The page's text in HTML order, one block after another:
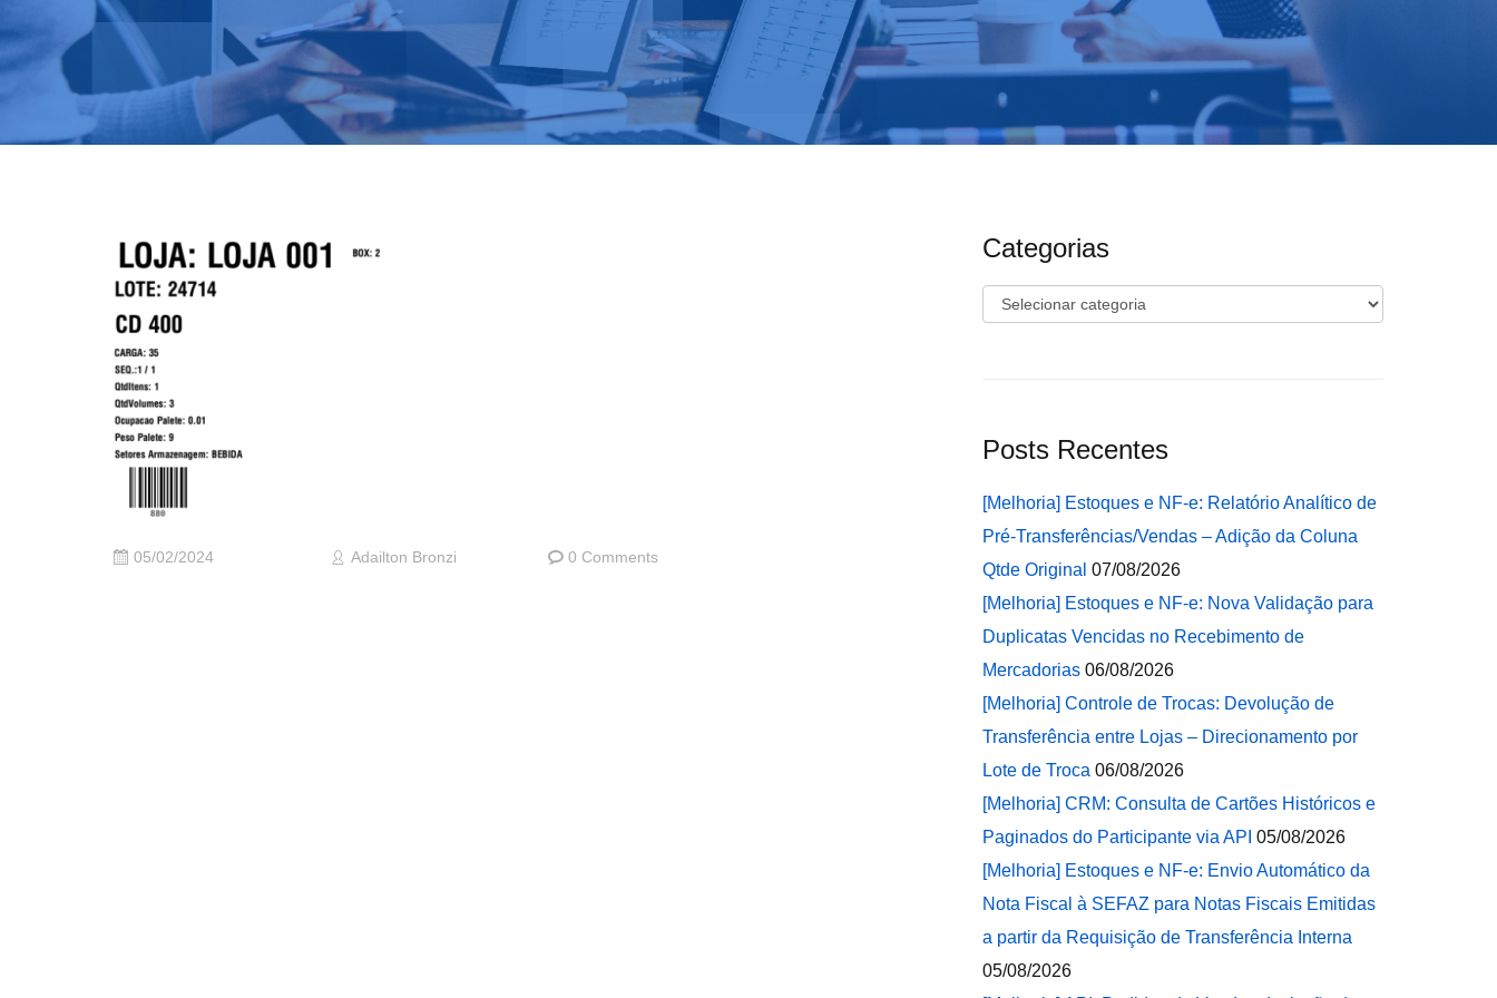
05/02/2024 Adailton Bronzi 0 Comments
Categorias
Categorias
Posts Recentes
[Melhoria] Estoques e NF-e: Relatório Analítico de
Pré-Transferências/Vendas – Adição da Coluna
Qtde Original 07/08/2026
[Melhoria] Estoques e NF-e: Nova Validação para
Duplicatas Vencidas no Recebimento de
Mercadorias 06/08/2026
[Melhoria] Controle de Trocas: Devolução de
Transferência entre Lojas – Direcionamento por
Lote de Troca 06/08/2026
[Melhoria] CRM: Consulta de Cartões Históricos e
Paginados do Participante via API 05/08/2026
[Melhoria] Estoques e NF-e: Envio Automático da
Nota Fiscal à SEFAZ para Notas Fiscais Emitidas
a partir da Requisição de Transferência Interna
05/08/2026